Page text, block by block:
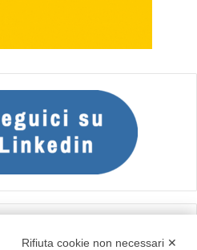
Rifiuta cookie non necessari ✕